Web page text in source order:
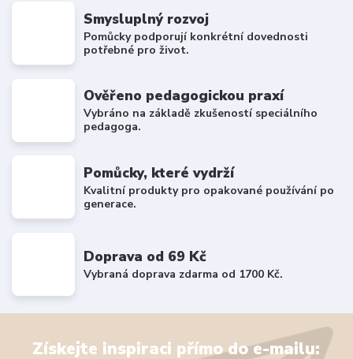
Smysluplný rozvoj
Pomůcky podporují konkrétní dovednosti
potřebné pro život.
Ověřeno pedagogickou praxí
Vybráno na základě zkušeností speciálního
pedagoga.
Pomůcky, které vydrží
Kvalitní produkty pro opakované používání po
generace.
Doprava od 69 Kč
Vybraná doprava zdarma od 1700 Kč.
Získejte inspiraci přímo do e-mailu: